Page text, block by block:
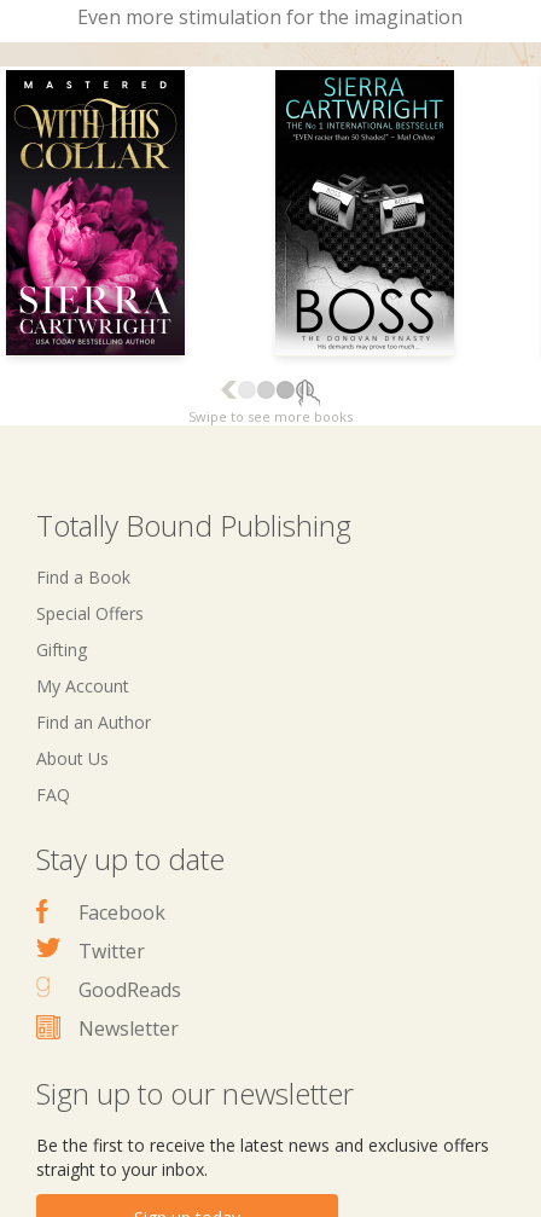
Even more stimulation for the imagination
Swipe to see more books
Totally Bound Publishing
Find a Book
Special Offers
Gifting
My Account
Find an Author
About Us
FAQ
Stay up to date
Facebook
Twitter
GoodReads
Newsletter
Sign up to our newsletter
Be the first to receive the latest news and exclusive offers
straight to your inbox.